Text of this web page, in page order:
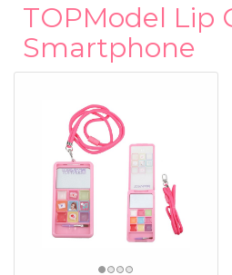
TOPModel Lip
Smartphone